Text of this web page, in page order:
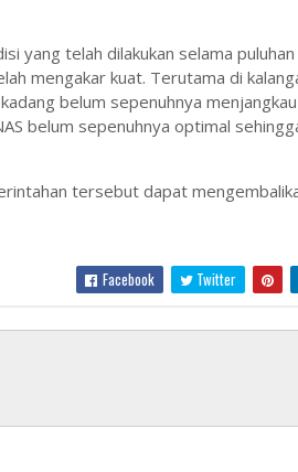
yang telah dilakukan selama puluhan
mengakar kuat. Terutama di
belum sepenuhnya menjangkau
belum sepenuhnya optimal
tersebut dapat
Facebook Twitter